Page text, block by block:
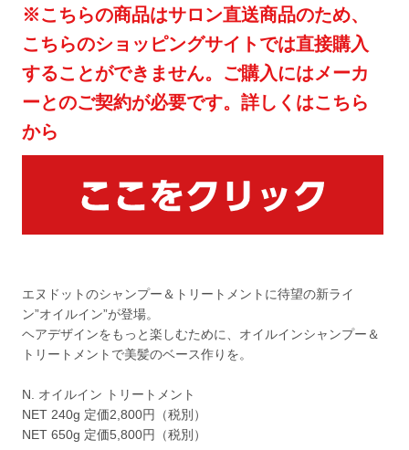
※こちらの商品はサロン直送商品のため、
こちらのショッピングサイトでは直接購入
することができません。ご購入にはメーカ
ーとのご契約が必要です。詳しくはこちら
から
エヌドットのシャンプー＆トリートメントに待望の新ライ
ン”オイルイン”が登場。
ヘアデザインをもっと楽しむために、オイルインシャンプー＆
トリートメントで美髪のベース作りを。
N. オイルイン トリートメント
NET 240g 定価2,800円（税別）
NET 650g 定価5,800円（税別）